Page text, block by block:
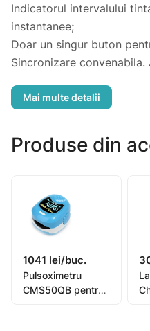
Indicatorul intervalului
instantanee;
Doar un singur buton
Sincronizare
Produse din
1041 lei/buc.
Pulsoximetru
CMS50QB pentru